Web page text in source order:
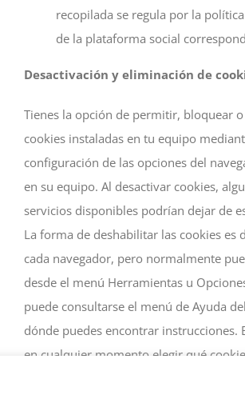
recopilada se regula por la
de la plataforma social
Desactivación y eliminación de
Tienes la opción de permitir, bloquear
cookies instaladas en tu equipo
configuración de las opciones del
en su equipo. Al desactivar cookies,
servicios disponibles podrían dejar de
La forma de deshabilitar las cookies es
cada navegador, pero normalmente
desde el menú Herramientas u
puede consultarse el menú de Ayuda
dónde puedes encontrar instrucciones.
en cualquier momento elegir qué